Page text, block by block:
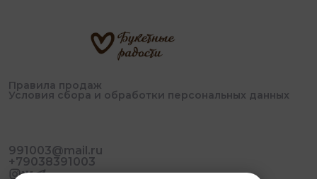
Правила продаж
Условия сбора и обработки персональных данных
991003@mail.ru
+79038391003